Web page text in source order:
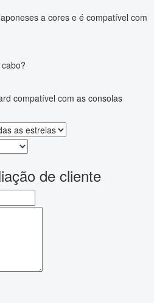
a cores e é compatível com
compatível com as consolas
de cliente